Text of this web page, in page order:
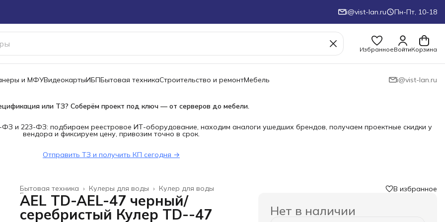
i@vist-lan.ru Пн-Пт, 10-18
ИзбранноеВойтиКорзина
и МФУВидеокартыИБПБытовая техникаСтроительство и ремонтМебель i@vist-lan.ru
или ТЗ? Соберём проект под ключ — от серверов до мебели.
и 223-ФЗ: подбираем реестровое ИТ-оборудование, находим аналоги ушедших брендов, получаем проектные скидки у
вендора и фиксируем цену, привозим точно в срок.
Отправить ТЗ и получить КП сегодня →
Кулер для воды
Кулеры для воды ›
Бытовая техника ›
Главная ›
AEL TD-AEL-47 черный/
серебристый Кулер TD--47
В избранное
Нет в наличии